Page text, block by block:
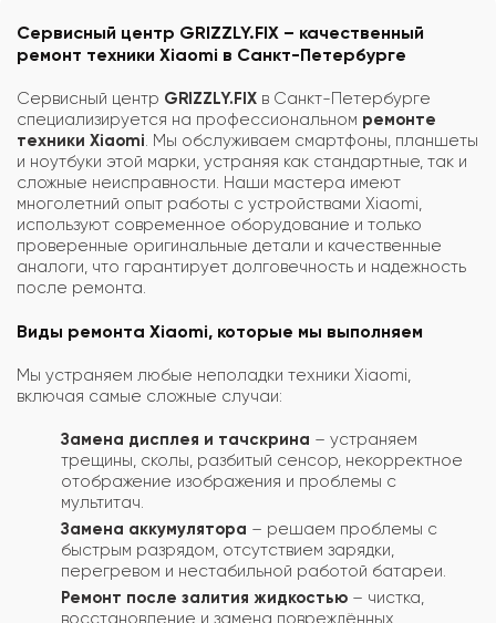
Сервисный центр GRIZZLY.FIX – качественный
ремонт техники Xiaomi в Санкт-Петербурге
Сервисный центр GRIZZLY.FIX в Санкт-Петербурге
специализируется на профессиональном ремонте
техники Xiaomi . Мы обслуживаем смартфоны, планшеты
и ноутбуки этой марки, устраняя как стандартные, так и
сложные неисправности. Наши мастера имеют
многолетний опыт работы с устройствами Xiaomi,
используют современное оборудование и только
проверенные оригинальные детали и качественные
аналоги, что гарантирует долговечность и надежность
после ремонта.
Виды ремонта Xiaomi, которые мы выполняем
Мы устраняем любые неполадки техники Xiaomi,
включая самые сложные случаи:
Замена дисплея и тачскрина – устраняем
трещины, сколы, разбитый сенсор, некорректное
отображение изображения и проблемы с
мультитач.
Замена аккумулятора – решаем проблемы с
быстрым разрядом, отсутствием зарядки,
перегревом и нестабильной работой батареи.
Ремонт после залития жидкостью – чистка,
восстановление и замена повреждённых